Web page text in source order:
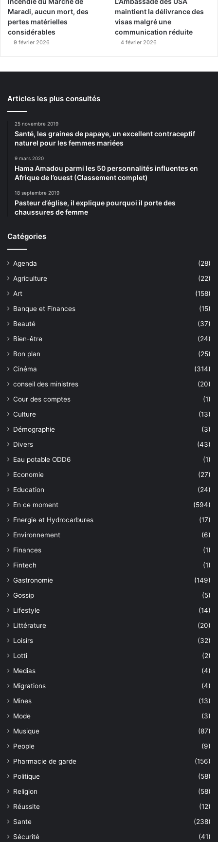
Maradi, aucun mort, des
pertes matérielles
considérables
9 février 2026
maintient la délivrance des
visas malgré une
communication réduite
4 février 2026
Articles les plus consultés
25 novembre 2019
Santé, les graines de papaye, un excellent contraceptif
naturel pour les femmes mariées
9 mars 2020
Hama Amadou parmi les 50 personnalités influentes en
Afrique de l’ouest (Classement complet)
18 septembre 2019
Pasteur d’église, il explique pourquoi il porte des
chaussures de femme
Catégories
Agenda
(28)
Agriculture
(22)
Art
(158)
Banque et Finances
(15)
Beauté
(37)
Bien-être
(24)
Bon plan
(25)
Cinéma
(314)
conseil des ministres
(20)
Cour des comptes
(1)
Culture
(13)
Démographie
(3)
Divers
(43)
Eau potable ODD6
(1)
Economie
(27)
Education
(24)
En ce moment
(594)
Energie et Hydrocarbures
(17)
Environnement
(6)
Finances
(1)
Fintech
(1)
Gastronomie
(149)
Gossip
(5)
Lifestyle
(14)
Littérature
(20)
Loisirs
(32)
Lotti
(2)
Medias
(4)
Migrations
(4)
Mines
(13)
Mode
(3)
Musique
(87)
People
(9)
Pharmacie de garde
(156)
Politique
(58)
Religion
(58)
Réussite
(12)
Sante
(238)
Sécurité
(41)